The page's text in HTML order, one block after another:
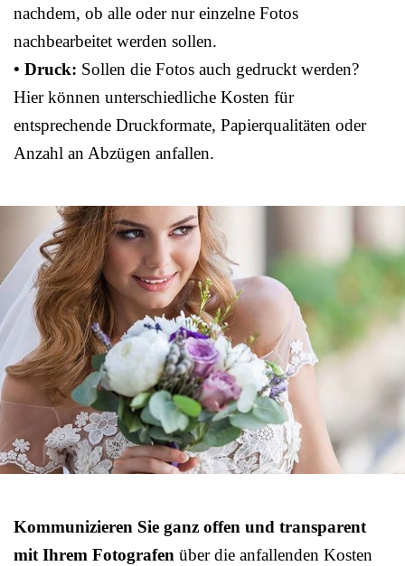
nachdem, ob alle oder nur einzelne Fotos
nachbearbeitet werden sollen.
• Druck: Sollen die Fotos auch gedruckt werden?
Hier können unterschiedliche Kosten für
entsprechende Druckformate, Papierqualitäten oder
Anzahl an Abzügen anfallen.
Kommunizieren Sie ganz offen und transparent
mit Ihrem Fotografen über die anfallenden Kosten